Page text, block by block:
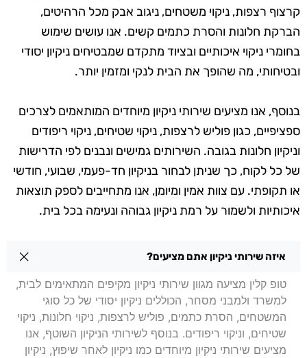
קרצוף רצפות, ניקוי משטחים, ניגוב אבק מכל הרהיטים,
הברקת חלונות והסרת כתמים קשים. אנו עושים שימוש
בחומרי ניקוי איכותיים ובציוד מתקדם שמבטיחים ניקיון יסודי
ובטיחותי, מה שהופך את הבית לנקי ומזמין יותר.
בנוסף, אנו מציעים שירותי ניקיון מיוחדים המותאמים לצרכים
ספציפיים, כגון פוליש לרצפות, ניקוי שטיחים, ניקוי ריפודים
וניקיון חלונות בגובה. השירותים גמישים ונבנים לפי הדרישות
של כל לקוח, כך שניתן לבחור בניקיון חד-פעמי, שבועי, חודשי
או תקופתי. עם צוות אמין ומיומן, אנו מתחייבים לספק תוצאות
איכותיות ולשמור על רמת ניקיון גבוהה ונעימה בכל בית.
שאלות בנושא ניקיון בתים בתל אביב
איזה שירותי ניקיון אתם מציעים?
טופ קלין מציעה מגוון שירותי ניקיון מקיפים המתאימים לבית,
למשרד ולמבני מסחר, הכוללים ניקיון יסודי של כל סוגי
המשטחים, הסרת כתמים, פוליש לרצפות, ניקוי חלונות, ניקוי
שטיחים, וניקוי ריפודים. בנוסף לשירותי הניקיון השוטף, אנו
מציעים שירותי ניקיון מיוחדים כמו ניקיון לאחר שיפוץ, ניקיון